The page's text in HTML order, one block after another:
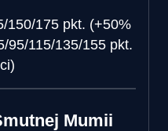
150/175 pkt. (+50%
95/115/135/155 pkt.
Mumii